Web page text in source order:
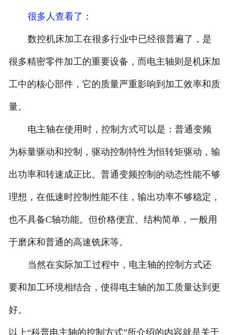
很多人查看了 ：
数控机床加工在很多行业中已经很普遍了，是
很多精密零件加工的重要设备，而电主轴则是机床加
工中的核心部件，它的质量严重影响到加工效率和质
量。
电主轴在使用时，控制方式可以是：普通变频
为标量驱动和控制，驱动控制特性为恒转矩驱动，输
出功率和转速成正比。普通变频控制的动态性能不够
理想，在低速时控制性能不佳，输出功率不够稳定，
也不具备C轴功能。但价格便宜、结构简单，一般用
于磨床和普通的高速铣床等。
当然在实际加工过程中，电主轴的控制方式还
要和加工环境相结合，使得电主轴的加工质量达到更
好。
以上“科普电主轴的控制方式”所介绍的内容就是关于